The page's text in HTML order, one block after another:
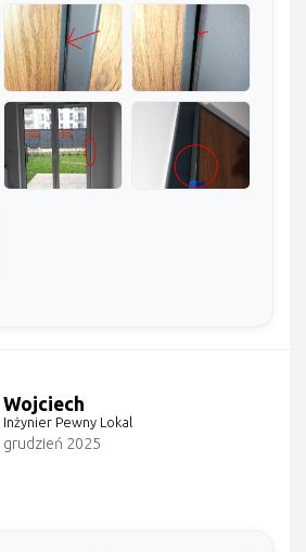
Wojciech
Inżynier Pewny Lokal
grudzień 2025